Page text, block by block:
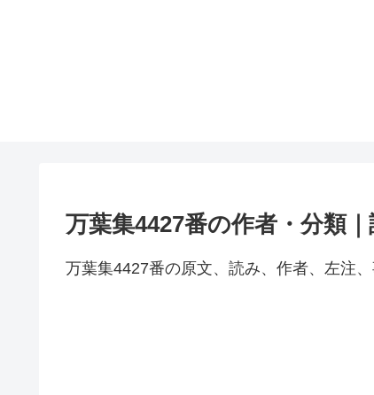
万葉集4427番の作者・分類
万葉集4427番の原文、読み、作者、左注、